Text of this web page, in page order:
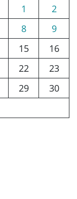
1
2
8
9
15
16
22
23
29
30